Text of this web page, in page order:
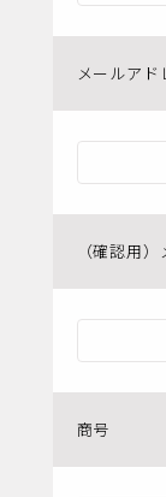
メールアド
（確認用
商号